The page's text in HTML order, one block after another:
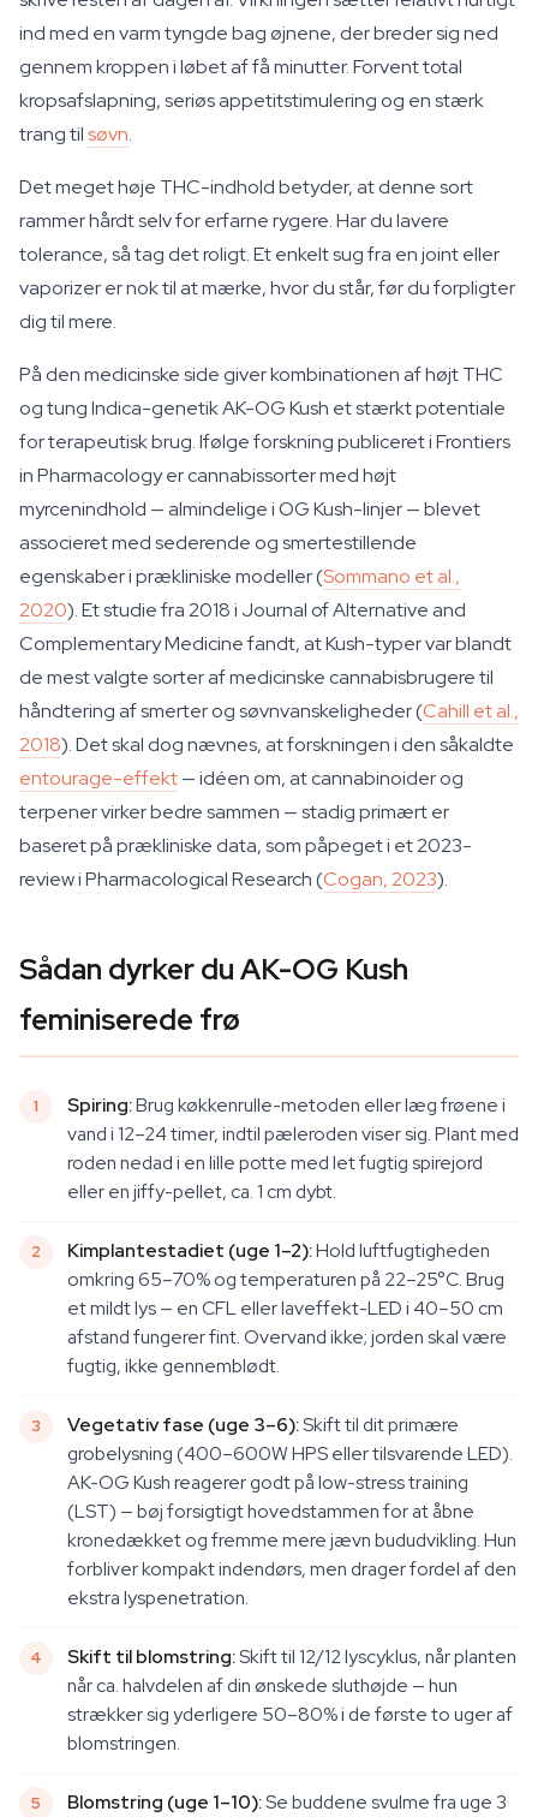
ind med en varm tyngde bag øjnene, der breder sig ned
gennem kroppen i løbet af få minutter. Forvent total
kropsafslapning, seriøs appetitstimulering og en stærk
trang tilsøvn.
Det meget høje THC-indhold betyder, at denne sort
rammer hårdt selv for erfarne rygere. Har du lavere
tolerance, så tag det roligt. Et enkelt sug fra en joint eller
vaporizer er nok til at mærke, hvor du står, før du forpligter
dig til mere.
På den medicinske side giver kombinationen af højt THC
og tung Indica-genetik AK-OG Kush et stærkt potentiale
for terapeutisk brug. Ifølge forskning publiceret iFrontiers
in Pharmacologyer cannabissorter med højt
myrcenindhold — almindelige i OG Kush-linjer — blevet
associeret med sederende og smertestillende
egenskaber i prækliniske modeller (Sommano et al.,
2020). Et studie fra 2018 i Journal of Alternative and
Complementary Medicinefandt, at Kush-typer var blandt
de mest valgte sorter af medicinske cannabisbrugere til
håndtering af smerter og søvnvanskeligheder (Cahill et al.,
2018). Det skal dog nævnes, at forskningen i den såkaldte
entourage-effekt— idéen om, at cannabinoider og
terpener virker bedre sammen — stadig primært er
baseret på prækliniske data, som påpeget i et 2023-
review iPharmacological Research(Cogan, 2023).
Sådan dyrker du AK-OG Kush
feminiserede frø
Spiring:Brug køkkenrulle-metoden eller læg frøene i
vand i 12–24 timer, indtil pæleroden viser sig. Plant med
roden nedad i en lille potte med let fugtig spirejord
eller en jiffy-pellet, ca. 1 cm dybt.
Kimplantestadiet (uge 1–2):Hold luftfugtigheden
omkring 65–70% og temperaturen på 22–25°C. Brug
et mildt lys — en CFL eller laveffekt-LED i 40–50 cm
afstand fungerer fint. Overvand ikke; jorden skal være
fugtig, ikke gennemblødt.
Vegetativ fase (uge 3–6):Skift til dit primære
grobelysning (400–600W HPS eller tilsvarende LED).
AK-OG Kush reagerer godt på low-stress training
(LST) — bøj forsigtigt hovedstammen for at åbne
kronedækket og fremme mere jævn bududvikling. Hun
forbliver kompakt indendørs, men drager fordel af den
ekstra lyspenetration.
Skift til blomstring:Skift til 12/12 lyscyklus, når planten
når ca. halvdelen af din ønskede sluthøjde — hun
strækker sig yderligere 50–80% i de første to uger af
blomstringen.
Blomstring (uge 1–10):Se buddene svulme fra uge 3